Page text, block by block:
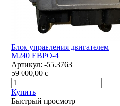
Блок управления двигателем
М240 ЕВРО-4
Артикул: -55.3763
59 000,00 c
Купить
Быстрый просмотр